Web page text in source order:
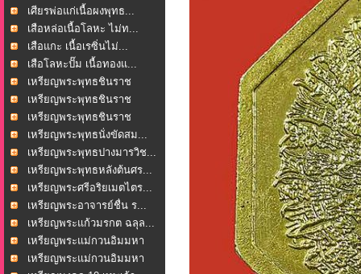
เศียรพ่อแก่เนื้อผงพุทธ...
เสือหล่อเนื้อโลหะ ไม่ท...
เสือแกะ เนื้อเรซิ่นไม่...
เสือโลหะปั๊ม เนื้อทองแ...
เหรียญพระพุทธชินราช
หล... เหรียญพระพุทธชินราช
หล... เหรียญพระพุทธชินราช
หล... เหรียญพระพุทธนั่งขัดสม...
เหรียญพระพุทธปางมารวิช...
เหรียญพระพุทธหลังต้นศร...
เหรียญพระศรีอริยเมตไตร...
เหรียญพระอาจารย์ชื่น ร...
เหรียญพระแก้วมรกต ฉลุล...
เหรียญพระแม่กวนอิมมหา
โ...
เหรียญพระแม่กวนอิมมหา